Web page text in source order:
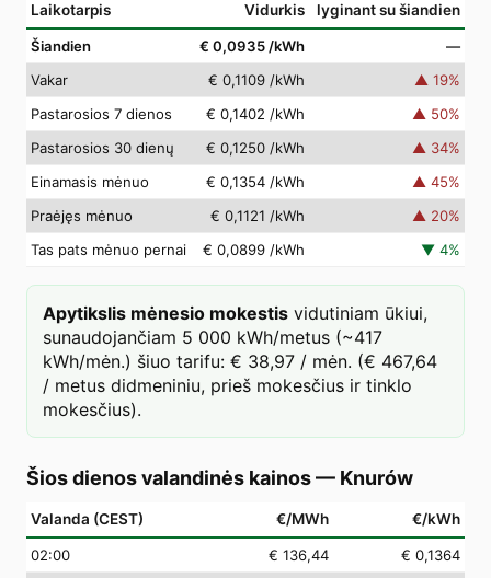
Laikotarpis Vidurkis lyginant su šiandien
Šiandien € 0,0935 /kWh
—
Vakar
€ 0,1109 /kWh ▲ 19%
Pastarosios 7 dienos
€ 0,1402 /kWh ▲ 50%
Pastarosios 30 dienų
€ 0,1250 /kWh ▲ 34%
Einamasis mėnuo
€ 0,1354 /kWh ▲ 45%
Praėjęs mėnuo
€ 0,1121 /kWh ▲ 20%
Tas pats mėnuo pernai
€ 0,0899 /kWh ▼ 4%
Apytikslis mėnesio mokestis vidutiniam ūkiui,
sunaudojančiam 5 000 kWh/metus (~417
kWh/mėn.) šiuo tarifu: € 38,97 / mėn. (€ 467,64
/ metus didmeniniu, prieš mokesčius ir tinklo
mokesčius).
Šios dienos valandinės kainos— Knurów
Valanda (CEST) €/MWh €/kWh
02:00 € 136,44
€ 0,1364